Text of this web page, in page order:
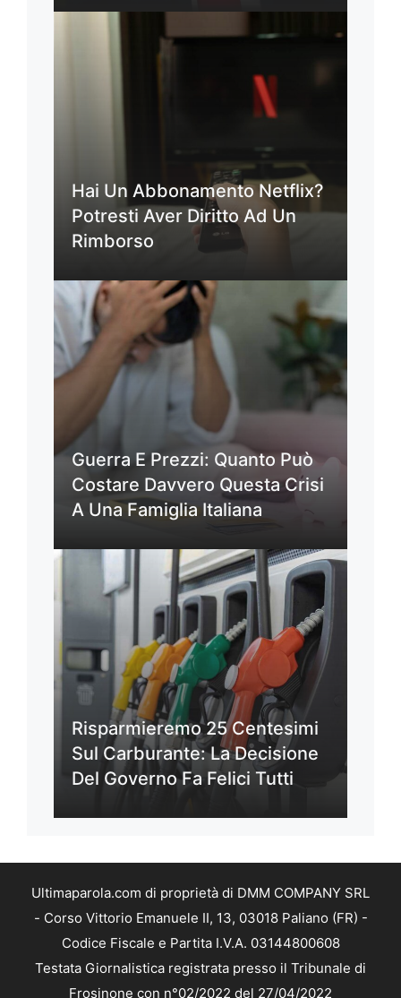
Hai Un Abbonamento Netflix?
Potresti Aver Diritto Ad Un
Rimborso
Guerra E Prezzi: Quanto Può
Costare Davvero Questa Crisi
A Una Famiglia Italiana
Risparmieremo 25 Centesimi
Sul Carburante: La Decisione
Del Governo Fa Felici Tutti
Ultimaparola.com di proprietà di DMM COMPANY SRL
- Corso Vittorio Emanuele II, 13, 03018 Paliano (FR) -
Codice Fiscale e Partita I.V.A. 03144800608
Testata Giornalistica registrata presso il Tribunale di
Frosinone con n°02/2022 del 27/04/2022